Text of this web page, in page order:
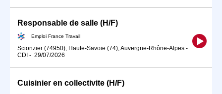
Responsable de salle (H/F)
Emploi France Travail
Scionzier (74950), Haute-Savoie (74), Auvergne-Rhône-Alpes -
CDI - 29/07/2026
Cuisinier en collectivite (H/F)